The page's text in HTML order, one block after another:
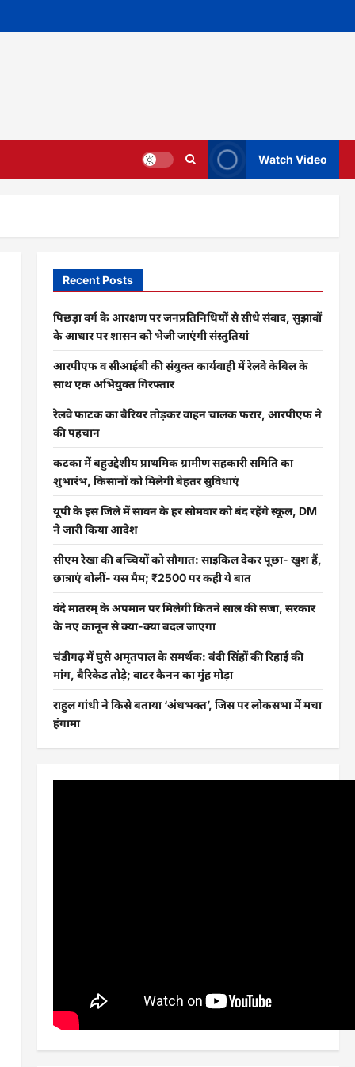
Watch Video
Recent Posts
पिछड़ा वर्ग के आरक्षण पर जनप्रतिनिधियों से सीधे संवाद, सुझावों
के आधार पर शासन को भेजी जाएंगी संस्तुतियां
आरपीएफ व सीआईबी की संयुक्त कार्यवाही में रेलवे केबिल के
साथ एक अभियुक्त गिरफ्तार
रेलवे फाटक का बैरियर तोड़कर वाहन चालक फरार, आरपीएफ ने
की पहचान
कटका में बहुउद्देशीय प्राथमिक ग्रामीण सहकारी समिति का
शुभारंभ, किसानों को मिलेगी बेहतर सुविधाएं
यूपी के इस जिले में सावन के हर सोमवार को बंद रहेंगे स्कूल, DM
ने जारी किया आदेश
सीएम रेखा की बच्चियों को सौगात: साइकिल देकर पूछा- खुश हैं,
छात्राएं बोलीं- यस मैम; ₹2500 पर कही ये बात
वंदे मातरम् के अपमान पर मिलेगी कितने साल की सजा, सरकार
के नए कानून से क्या-क्या बदल जाएगा
चंडीगढ़ में घुसे अमृतपाल के समर्थक: बंदी सिंहों की रिहाई की
मांग, बैरिकेड तोड़े; वाटर कैनन का मुंह मोड़ा
राहुल गांधी ने किसे बताया ‘अंधभक्त’, जिस पर लोकसभा में मचा
हंगामा